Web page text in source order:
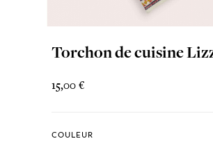
Torchon de cuisine
15,00 €
COULEUR